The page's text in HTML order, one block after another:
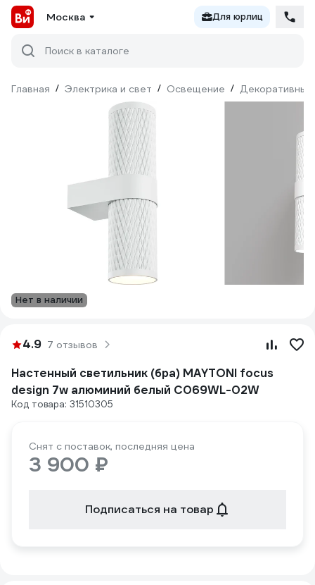
Москва Для юрлиц
Поиск в каталоге
Главная / Электрика и свет / Освещение / Декоративный
Нет в наличии
4.9 7 отзывов
Настенный светильник (бра) MAYTONI focus
design 7w алюминий белый C069WL-02W
Код товара: 31510305
Снят с поставок, последняя цена
3 900 ₽
Подписаться на товар